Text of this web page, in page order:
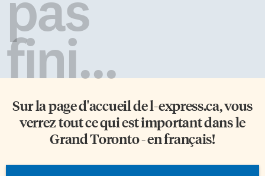
Protocole d’entente […]
fini...
Sur la page d'accueil del-express.ca, vous
verrez tout ce qui est important dans le
Grand Toronto - en français!